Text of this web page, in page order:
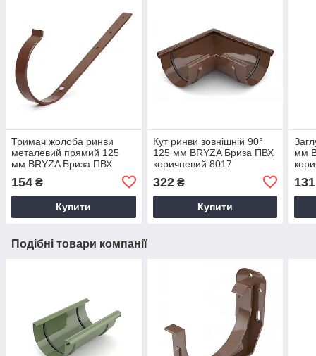
Тримач жолоба ринви
металевий прямий 125
мм BRYZA Бриза ПВХ
154 ₴
Купити
Кут ринви зовнішній 90°
125 мм BRYZA Бриза ПВХ
коричневий 8017
322₴
Купити
мм
131
Подібні товари компанії